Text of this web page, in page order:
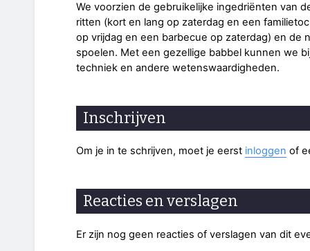
We voorzien de gebruikelijke ingedriënten van
ritten (kort en lang op zaterdag en een
op vrijdag en een barbecue op zaterdag) en de
spoelen. Met een gezellige babbel kunnen we
techniek en andere wetenswaardigheden.
Inschrijven
Om je in te schrijven, moet je eerst inloggen of
Reacties en verslagen
Er zijn nog geen reacties of verslagen van dit